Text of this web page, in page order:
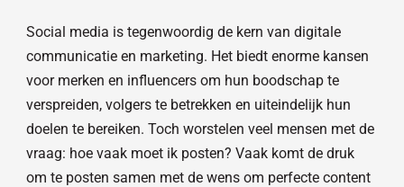
Social media is tegenwoordig de kern van digitale
communicatie en marketing. Het biedt enorme kansen
voor merken en influencers om hun boodschap te
verspreiden, volgers te betrekken en uiteindelijk hun
doelen te bereiken. Toch worstelen veel mensen met de
vraag: hoe vaak moet ik posten? Vaak komt de druk
om te posten samen met de wens om perfecte content